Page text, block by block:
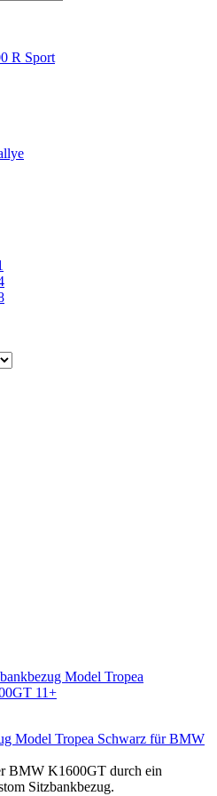
R Sport
Model Tropea Schwarz für BMW
BMW K1600GT durch ein
Sitzbankbezug.